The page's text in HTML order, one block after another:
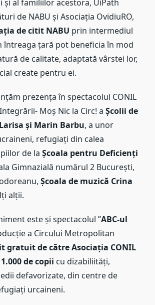
și al familiilor acestora, UiPath
de NABU și Asociația OvidiuRO,
de citit NABU prin intermediul
întreaga țară pot beneficia în mod
de calitate, adaptată vârstei lor,
create pentru ei.
prezența în spectacolul CONIL
Moș Nic la Circ! a Școlii de
și Marin Barbu, a unor
refugiați din calea
de la Școala pentru Deficienți
Gimnazială numărul 2 București,
Școala de muzică Crina
alții.
este și spectacolul ”ABC-ul
a Circului Metropolitan
gratuit de către Asociația CONIL
1.000 de copii cu dizabiliități,
defavorizate, din centre de
urcaineni.